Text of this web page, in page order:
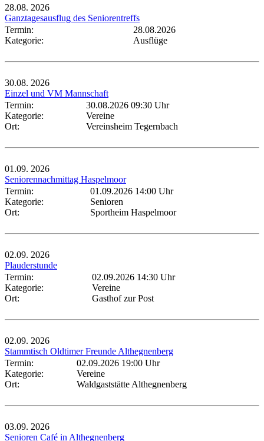
28.08. 2026
Ganztagesausflug des Seniorentreffs
Termin:
28.08.2026
Kategorie:
Ausflüge
30.08. 2026
Einzel und VM Mannschaft
Termin:
30.08.2026 09:30 Uhr
Kategorie:
Vereine
Ort:
Vereinsheim Tegernbach
01.09. 2026
Seniorennachmittag Haspelmoor
Termin:
01.09.2026 14:00 Uhr
Kategorie:
Senioren
Ort:
Sportheim Haspelmoor
02.09. 2026
Plauderstunde
Termin:
02.09.2026 14:30 Uhr
Kategorie:
Vereine
Ort:
Gasthof zur Post
02.09. 2026
Stammtisch Oldtimer Freunde Althegnenberg
Termin:
02.09.2026 19:00 Uhr
Kategorie:
Vereine
Ort:
Waldgaststätte Althegnenberg
03.09. 2026
Senioren Café in Althegnenberg